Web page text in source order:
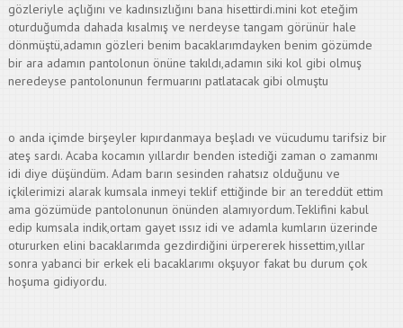
gözleriyle açlığını ve kadınsızlığını bana hisettirdi.mini kot eteğim
oturduğumda dahada kısalmış ve nerdeyse tangam görünür hale
dönmüştü,adamın gözleri benim bacaklarımdayken benim gözümde
bir ara adamın pantolonun önüne takıldı,adamın siki kol gibi olmuş
neredeyse pantolonunun fermuarını patlatacak gibi olmuştu
o anda içimde birşeyler kıpırdanmaya beşladı ve vücudumu tarifsiz bir
ateş sardı. Acaba kocamın yıllardır benden istediği zaman o zamanmı
idi diye düşündüm. Adam barın sesinden rahatsız olduğunu ve
içkilerimizi alarak kumsala inmeyi teklif ettiğinde bir an tereddüt ettim
ama gözümüde pantolonunun önünden alamıyordum.Teklifini kabul
edip kumsala indik,ortam gayet ıssız idi ve adamla kumların üzerinde
otururken elini bacaklarımda gezdirdiğini ürpererek hissettim,yıllar
sonra yabanci bir erkek eli bacaklarımı okşuyor fakat bu durum çok
hoşuma gidiyordu.